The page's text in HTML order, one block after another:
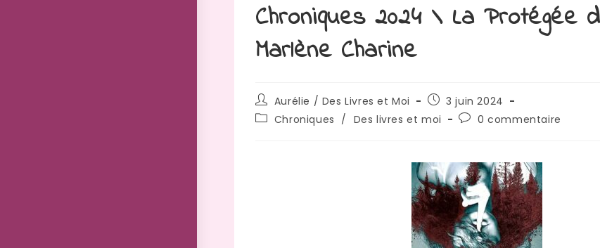
Chroniques 2024 \ La Protégée
Marlène Charine
Aurélie / Des Livres et Moi
3 juin 2024
Chroniques / Des livres et moi 0 commentaire